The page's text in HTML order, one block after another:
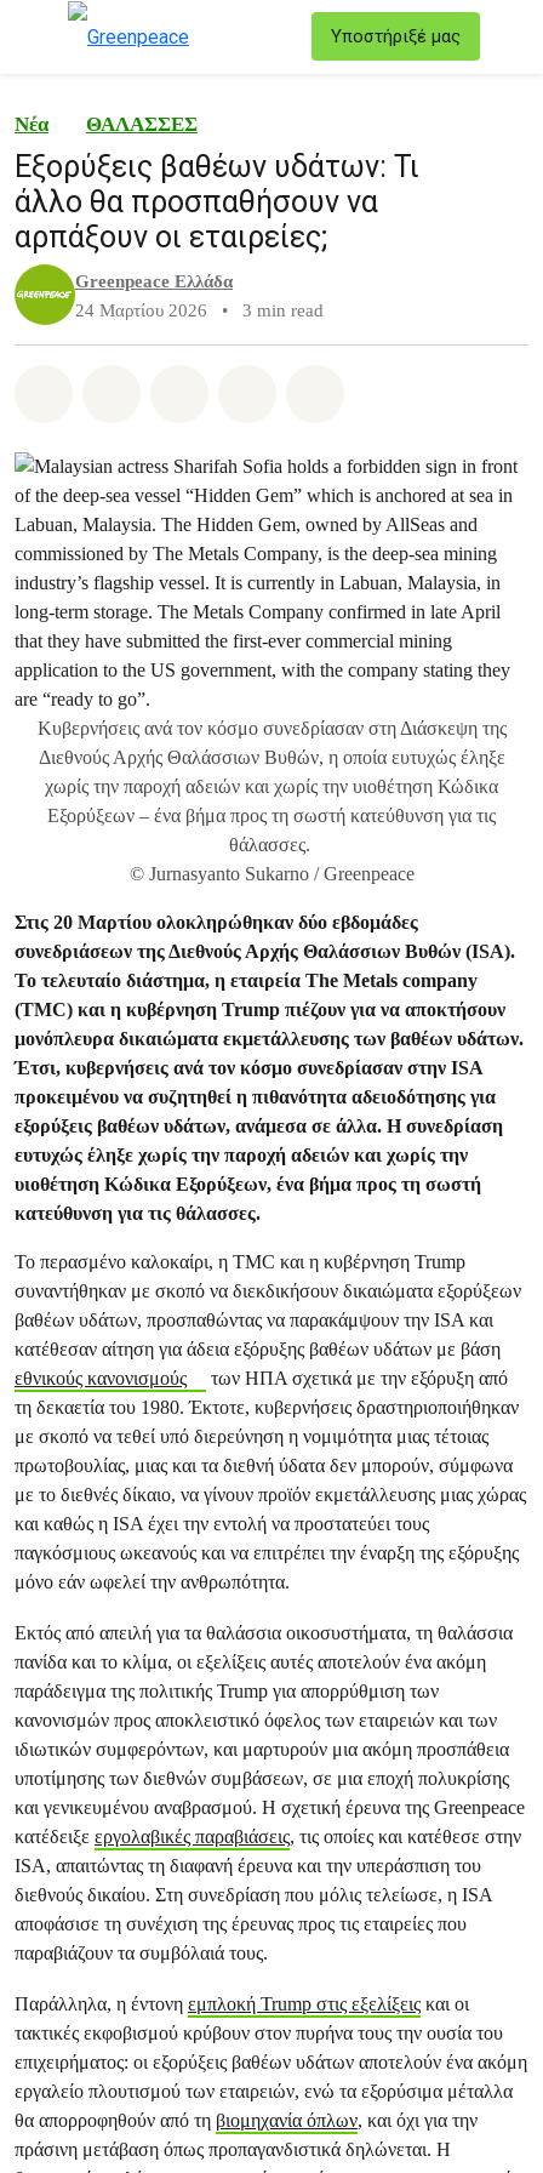
Υποστήριξέ μας
Νέα ΘΑΛΑΣΣΕΣ
Εξορύξεις βαθέων υδάτων: Τι
άλλο θα προσπαθήσουν να
αρπάξουν οι εταιρείες;
Greenpeace Ελλάδα
24 Μαρτίου 2026
• 3 min read
Κυβερνήσεις ανά τον κόσμο συνεδρίασαν στη Διάσκεψη της
Διεθνούς Αρχής Θαλάσσιων Βυθών, η οποία ευτυχώς έληξε
χωρίς την παροχή αδειών και χωρίς την υιοθέτηση Κώδικα
Εξορύξεων – ένα βήμα προς τη σωστή κατεύθυνση για τις
θάλασσες.
© Jurnasyanto Sukarno / Greenpeace
Στις 20 Μαρτίου ολοκληρώθηκαν δύο εβδομάδες
συνεδριάσεων της Διεθνούς Αρχής Θαλάσσιων Βυθών (ΙSA).
Το τελευταίο διάστημα, η εταιρεία The Metals company
(TMC) και η κυβέρνηση Trump πιέζουν για να αποκτήσουν
μονόπλευρα δικαιώματα εκμετάλλευσης των βαθέων υδάτων.
Έτσι, κυβερνήσεις ανά τον κόσμο συνεδρίασαν στην ISA
προκειμένου να συζητηθεί η πιθανότητα αδειοδότησης για
εξορύξεις βαθέων υδάτων, ανάμεσα σε άλλα. Η συνεδρίαση
ευτυχώς έληξε χωρίς την παροχή αδειών και χωρίς την
υιοθέτηση Κώδικα Εξορύξεων, ένα βήμα προς τη σωστή
κατεύθυνση για τις θάλασσες.
Το περασμένο καλοκαίρι, η TMC και η κυβέρνηση Trump
συναντήθηκαν με σκοπό να διεκδικήσουν δικαιώματα εξορύξεων
βαθέων υδάτων, προσπαθώντας να παρακάμψουν την ISA και
κατέθεσαν αίτηση για άδεια εξόρυξης βαθέων υδάτων με βάση
εθνικούς κανονισμούς
των ΗΠΑ σχετικά με την εξόρυξη από
τη δεκαετία του 1980. Έκτοτε, κυβερνήσεις δραστηριοποιήθηκαν
με σκοπό να τεθεί υπό διερεύνηση η νομιμότητα μιας τέτοιας
πρωτοβουλίας, μιας και τα διεθνή ύδατα δεν μπορούν, σύμφωνα
με το διεθνές δίκαιο, να γίνουν προϊόν εκμετάλλευσης μιας χώρας
και καθώς η ISA έχει την εντολή να προστατεύει τους
παγκόσμιους ωκεανούς και να επιτρέπει την έναρξη της εξόρυξης
μόνο εάν ωφελεί την ανθρωπότητα.
Εκτός από απειλή για τα θαλάσσια οικοσυστήματα, τη θαλάσσια
πανίδα και το κλίμα, οι εξελίξεις αυτές αποτελούν ένα ακόμη
παράδειγμα της πολιτικής Trump για απορρύθμιση των
κανονισμών προς αποκλειστικό όφελος των εταιρειών και των
ιδιωτικών συμφερόντων, και μαρτυρούν μια ακόμη προσπάθεια
υποτίμησης των διεθνών συμβάσεων, σε μια εποχή πολυκρίσης
και γενικευμένου αναβρασμού. Η σχετική έρευνα της Greenpeace
κατέδειξε εργολαβικές παραβιάσεις, τις οποίες και κατέθεσε στην
ΙSA, απαιτώντας τη διαφανή έρευνα και την υπεράσπιση του
διεθνούς δικαίου. Στη συνεδρίαση που μόλις τελείωσε, η ISA
αποφάσισε τη συνέχιση της έρευνας προς τις εταιρείες που
παραβιάζουν τα συμβόλαιά τους.
Παράλληλα, η έντονη εμπλοκή Trump στις εξελίξεις και οι
τακτικές εκφοβισμού κρύβουν στον πυρήνα τους την ουσία του
επιχειρήματος: οι εξορύξεις βαθέων υδάτων αποτελούν ένα ακόμη
εργαλείο πλουτισμού των εταιρειών, ενώ τα εξορύσιμα μέταλλα
θα απορροφηθούν από τη βιομηχανία όπλων, και όχι για την
πράσινη μετάβαση όπως προπαγανδιστικά δηλώνεται. Η